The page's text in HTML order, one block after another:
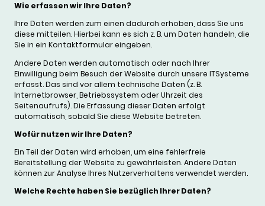
Wie erfassen wir Ihre Daten?
Ihre Daten werden zum einen dadurch erhoben, dass Sie uns
diese mitteilen. Hierbei kann es sich z. B. um Daten handeln, die
Sie in ein Kontaktformular eingeben.
Andere Daten werden automatisch oder nach Ihrer
Einwilligung beim Besuch der Website durch unsere ITSysteme
erfasst. Das sind vor allem technische Daten (z. B.
Internetbrowser, Betriebssystem oder Uhrzeit des
Seitenaufrufs). Die Erfassung dieser Daten erfolgt
automatisch, sobald Sie diese Website betreten.
Wofür nutzen wir Ihre Daten?
Ein Teil der Daten wird erhoben, um eine fehlerfreie
Bereitstellung der Website zu gewährleisten. Andere Daten
können zur Analyse Ihres Nutzerverhaltens verwendet werden.
Welche Rechte haben Sie bezüglich Ihrer Daten?